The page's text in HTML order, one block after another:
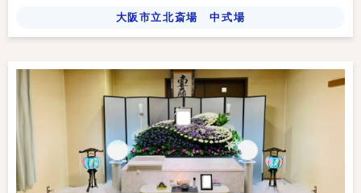
大阪市立北斎場 中式場